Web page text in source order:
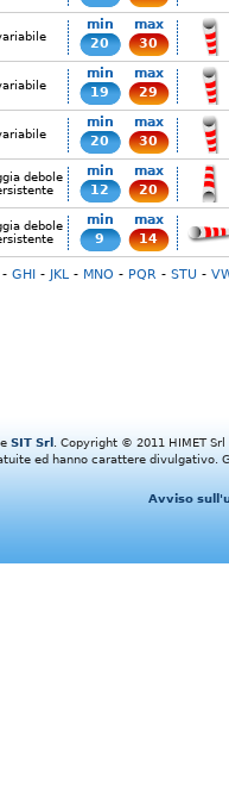
min
20
max
30
min
19
max
29
min
20
max
30
debole
min
12
max
20
debole
min
9
max
14
GHI- JKL- MNO - PQR - STU -
e SIT Srl
. Copyright © 2011 HIMET
ed hanno carattere divulgativo.
Avviso